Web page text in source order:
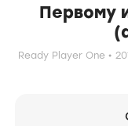
Первому
Ready Player One